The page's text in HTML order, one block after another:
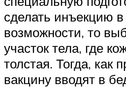
сделать инъекцию
возможности, то
участок тела, где
толстая. Тогда, как
вакцину вводят в